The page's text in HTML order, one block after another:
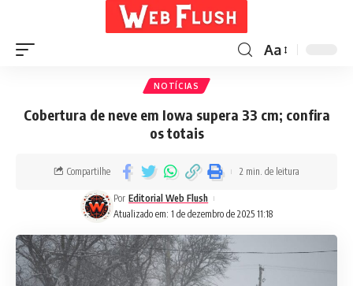
Aa
NOTÍCIAS
Cobertura de neve em Iowa supera 33 cm; confira
os totais
Atualizado em: 1 de dezembro de 2025 11:18
Por Editorial Web Flush
Compartilhe 2 min. de leitura